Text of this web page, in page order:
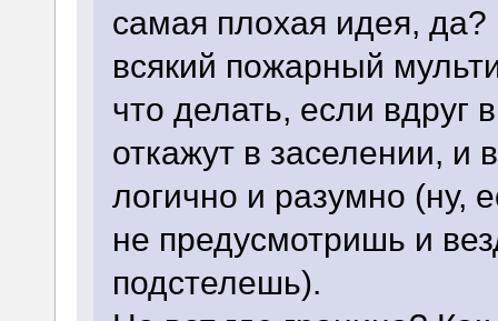
самая плохая идея,
всякий пожарный
что делать, если вдруг
откажут в заселении, и
логично и разумно (ну,
не предусмотришь и
подстелешь).